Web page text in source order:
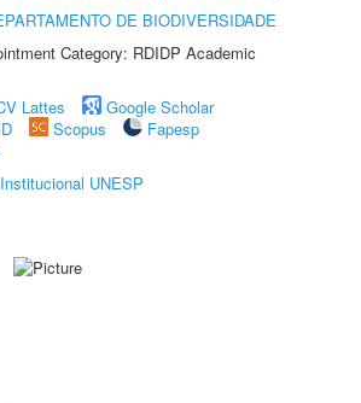
DE BIODIVERSIDADE
Category: RDIDP Academic
Lattes
Google Scholar
Scopus
Fapesp
UNESP